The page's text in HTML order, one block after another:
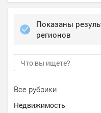
Показаны
регионов
Все рубрики
Недвижимость